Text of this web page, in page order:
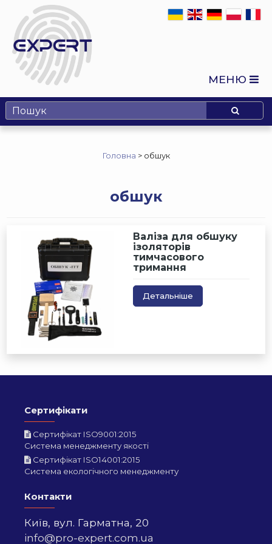
МЕНЮ
Головна > обшук
обшук
Валіза для обшуку
ізоляторів
тимчасового
тримання
Детальніше
Сертифікати
Сертифікат ISO9001:2015
Система менеджменту якості
Сертифікат ISO14001:2015
Система екологічного менеджменту
Контакти
Київ, вул. Гарматна, 20
info@pro-expert.com.ua